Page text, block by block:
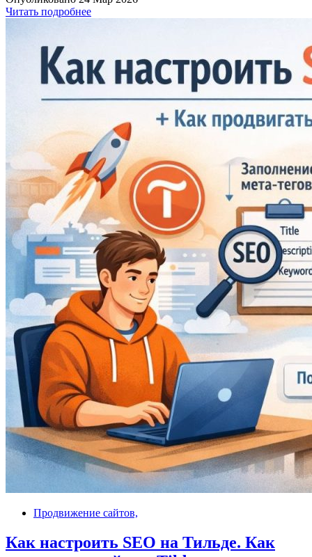
Читать подробнее
Продвижение сайтов,
Как настроить SEO на Тильде. Как